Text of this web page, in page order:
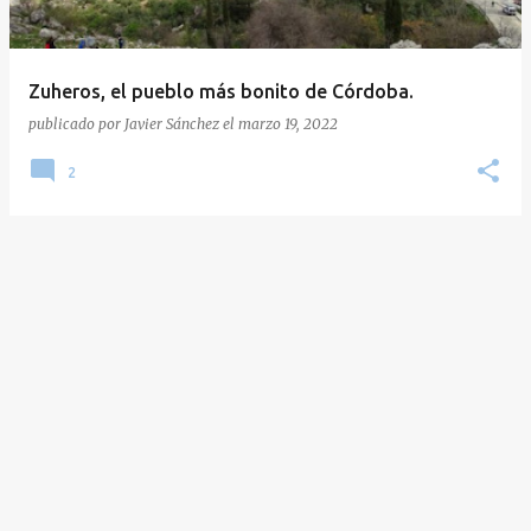
d
Zuheros, el pueblo más bonito de Córdoba.
publicado por Javier Sánchez el marzo 19, 2022
2